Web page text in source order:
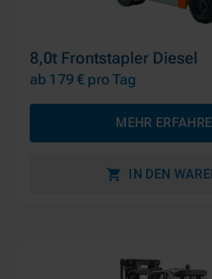
8,0t Frontstapler Diesel
ab 179 € pro Tag
MEHR
IN DEN